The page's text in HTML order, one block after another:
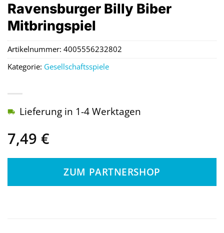
Ravensburger Billy Biber
Mitbringspiel
7,49 €
Lieferung in 1-4 Werktagen
ZUM PARTNERSHOP
Artikelnummer: 4005556232802
Kategorie: Gesellschaftsspiele